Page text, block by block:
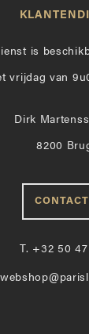
is
vrijdag van
Dirk
8200
T. +32 50